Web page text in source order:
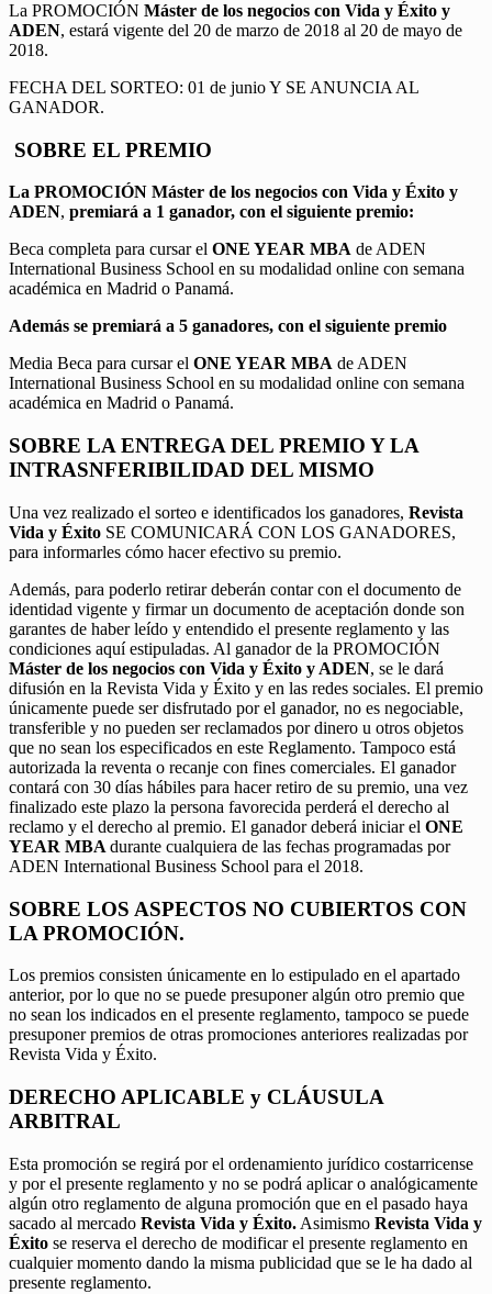
La PROMOCIÓN Máster de los negocios con Vida y Éxito y
ADEN, estará vigente del 20 de marzo de 2018 al 20 de mayo de
2018.
FECHA DEL SORTEO: 01 de junio Y SE ANUNCIA AL
GANADOR.
SOBRE EL PREMIO
La PROMOCIÓN Máster de los negocios con Vida y Éxito y
ADEN, premiará a 1 ganador, con el siguiente premio:
Beca completa para cursar el ONE YEAR MBA de ADEN
International Business School en su modalidad online con semana
académica en Madrid o Panamá.
Además se premiará a 5 ganadores, con el siguiente premio
Media Beca para cursar el ONE YEAR MBA de ADEN
International Business School en su modalidad online con semana
académica en Madrid o Panamá.
SOBRE LA ENTREGA DEL PREMIO Y LA
INTRASNFERIBILIDAD DEL MISMO
Una vez realizado el sorteo e identificados los ganadores, Revista
Vida y Éxito SE COMUNICARÁ CON LOS GANADORES,
para informarles cómo hacer efectivo su premio.
Además, para poderlo retirar deberán contar con el documento de
identidad vigente y firmar un documento de aceptación donde son
garantes de haber leído y entendido el presente reglamento y las
condiciones aquí estipuladas. Al ganador de la PROMOCIÓN
Máster de los negocios con Vida y Éxito y ADEN, se le dará
difusión en la Revista Vida y Éxito y en las redes sociales. El premio
únicamente puede ser disfrutado por el ganador, no es negociable,
transferible y no pueden ser reclamados por dinero u otros objetos
que no sean los especificados en este Reglamento. Tampoco está
autorizada la reventa o recanje con fines comerciales. El ganador
contará con 30 días hábiles para hacer retiro de su premio, una vez
finalizado este plazo la persona favorecida perderá el derecho al
reclamo y el derecho al premio. El ganador deberá iniciar el ONE
YEAR MBA durante cualquiera de las fechas programadas por
ADEN International Business School para el 2018.
SOBRE LOS ASPECTOS NO CUBIERTOS CON
LA PROMOCIÓN.
Los premios consisten únicamente en lo estipulado en el apartado
anterior, por lo que no se puede presuponer algún otro premio que
no sean los indicados en el presente reglamento, tampoco se puede
presuponer premios de otras promociones anteriores realizadas por
Revista Vida y Éxito.
DERECHO APLICABLE y CLÁUSULA
ARBITRAL
Esta promoción se regirá por el ordenamiento jurídico costarricense
y por el presente reglamento y no se podrá aplicar o analógicamente
algún otro reglamento de alguna promoción que en el pasado haya
sacado al mercado Revista Vida y Éxito. Asimismo Revista Vida y
Éxito se reserva el derecho de modificar el presente reglamento en
cualquier momento dando la misma publicidad que se le ha dado al
presente reglamento.